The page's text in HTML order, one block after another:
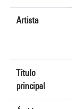
Artista
Título
principal